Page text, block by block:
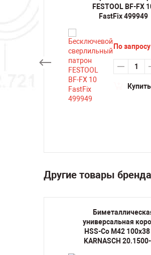
FESTOOL BF-FX
FastFix 499949
По запросу
Купить
Другие товары
универсальная
HSS-Co M42
KARNASCH